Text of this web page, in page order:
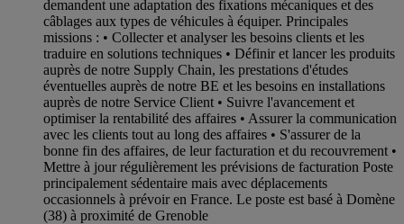
demandent une adaptation des fixations mécaniques et des
câblages aux types de véhicules à équiper. Principales
missions : • Collecter et analyser les besoins clients et les
traduire en solutions techniques • Définir et lancer les produits
auprès de notre Supply Chain, les prestations d'études
éventuelles auprès de notre BE et les besoins en installations
auprès de notre Service Client • Suivre l'avancement et
optimiser la rentabilité des affaires • Assurer la communication
avec les clients tout au long des affaires • S'assurer de la
bonne fin des affaires, de leur facturation et du recouvrement •
Mettre à jour régulièrement les prévisions de facturation Poste
principalement sédentaire mais avec déplacements
occasionnels à prévoir en France. Le poste est basé à Domène
(38) à proximité de Grenoble